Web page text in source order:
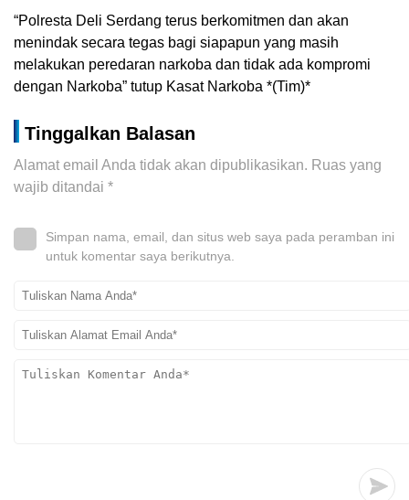
“Polresta Deli Serdang terus berkomitmen dan akan
menindak secara tegas bagi siapapun yang masih
melakukan peredaran narkoba dan tidak ada kompromi
dengan Narkoba” tutup Kasat Narkoba *(Tim)*
Tinggalkan Balasan
Alamat email Anda tidak akan dipublikasikan. Ruas yang
wajib ditandai *
Simpan nama, email, dan situs web saya pada peramban ini
untuk komentar saya berikutnya.